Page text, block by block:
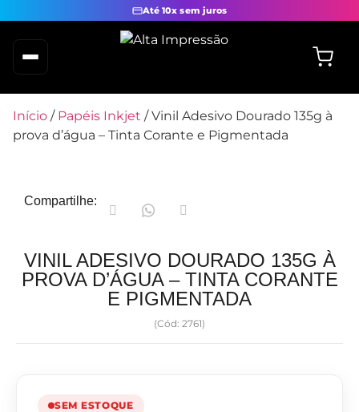
Até 10x sem juros
Início / Papéis Inkjet / Vinil Adesivo Dourado 135g à
prova d’água – Tinta Corante e Pigmentada
Compartilhe:
VINIL ADESIVO DOURADO 135G À
PROVA D’ÁGUA – TINTA CORANTE
E PIGMENTADA
(Cód: 2761)
SEM ESTOQUE